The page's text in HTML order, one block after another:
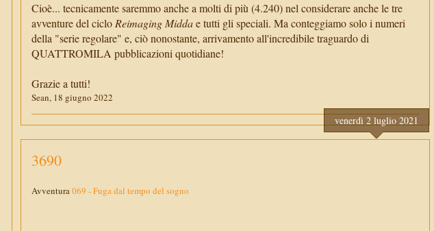
Cioè... tecnicamente saremmo anche a molti di più (4.240) nel considerare anche le tre
avventure del cicloReimaging Middae tutti gli speciali. Ma conteggiamo solo i numeri
della "serie regolare" e, ciò nonostante, arrivamento all'incredibile traguardo di
QUATTROMILA pubblicazioni quotidiane!
Grazie a tutti!
Sean, 18 giugno 2022
venerdì 2 luglio 2021
3690
Avventura069 - Fuga dal tempo del sogno